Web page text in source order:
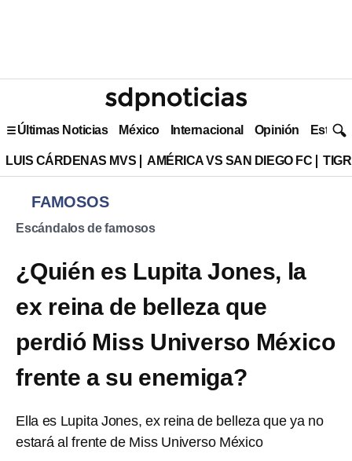
Últimas Noticias México Internacional Opinión Estilo
LUIS CÁRDENAS MVS AMÉRICA VS SAN DIEGO FC
FAMOSOS
Escándalos de famosos
¿Quién es Lupita Jones, la
ex reina de belleza que
perdió Miss Universo México
frente a su enemiga?
Ella es Lupita Jones, ex reina de belleza que ya no
estará al frente de Miss Universo México